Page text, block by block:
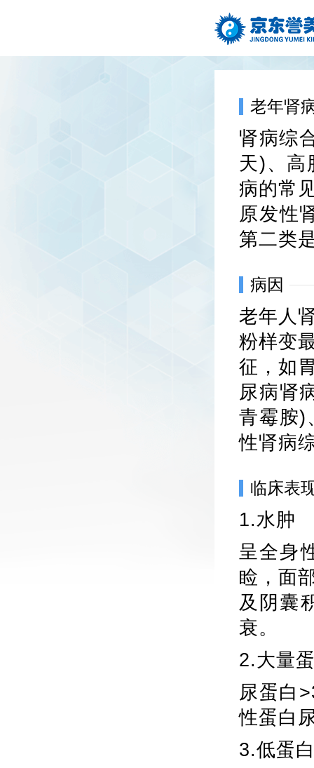
老年肾
肾病综
天)、高
病的常
原发性
第二类
病因
老年人
粉样变
征，如
尿病肾
青霉胺)
性肾病
临床表
1.水肿
呈全身
睑，面
及阴囊
衰。
2.大量
尿蛋白
性蛋白
3.低蛋